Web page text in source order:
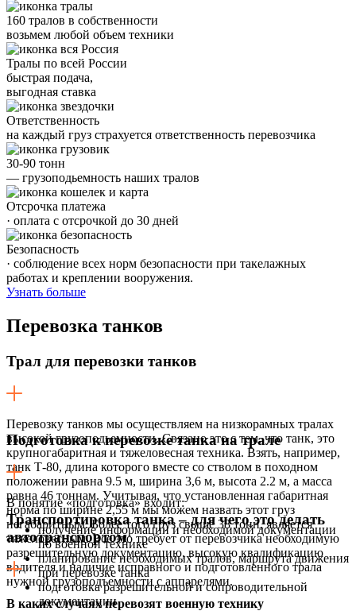
160 тралов в собственности
возьмем любой объем техники
Тралы по всей России
быстрая подача,
выгодная ставка
Ответственность
на каждый груз страхуется ответственность перевозчика
30-90 тонн
— грузоподьемность наших тралов
Отсрочка платежа
· оплата с отсрочкой до 30 дней
Безопасность
· соблюдение всех норм безопасности при такелажных
работах и креплении вооружения.
Узнать больше
Перевозка танков
Трал для перевозки танков
Перевозку танков мы осуществляем на низкорамных тралах
высокой грузоподьемности. Связано это с тем, что танк, это
крупногабаритная и тяжеловесная техника. Взять, например,
танк Т-80, длина которого вместе со стволом в походном
положении равна 9.5 м, ширина 3,6 м, высота 2.2 м, а масса
равна 46 тоннам. Учитывая, что установленная габаритная
норма по ширине 2,55 м мы можем назвать этот груз
негабаритным. Более того груз свыше 38 тонн, является
тяжеловесным. Все это требует от перевозчика необходимую
разрешительную документацию, высокую квалификацию
водителя и наличие исправного и подготовленного трала
нужной грузоподъемности с аппарелями.
Подготовка к перевозке танка на трале
В понятие «подготовка» входит:
получение информации и необходимой документации
по военной технике
планирование необходимых тралов, маршрута движения
при перевозке танка
подготовка разрешительной и сопроводительной
документации
Транспортировка танка – для чего это делать
автотранспортом
В каких случаях перевозят военную технику